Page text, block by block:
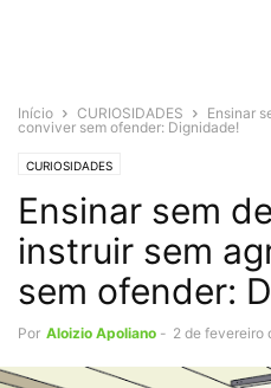
Início CURIOSIDADES
Ensinar
conviver sem ofender: Dignidade!
CURIOSIDADES
Ensinar sem
instruir sem
sem ofender:
Por Aloizio Apoliano - 2 de fevereiro